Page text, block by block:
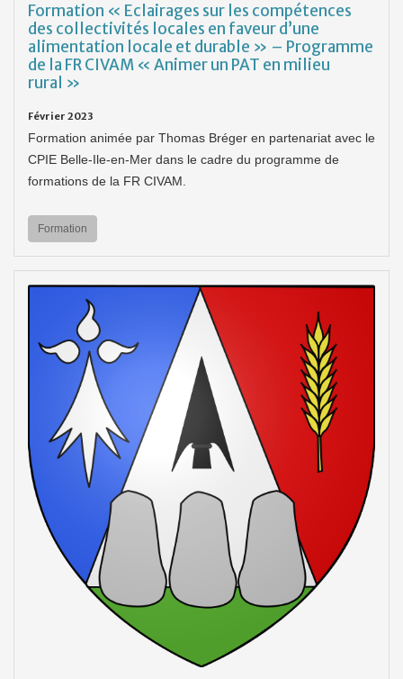
Formation « Eclairages sur les compétences
des collectivités locales en faveur d’une
alimentation locale et durable » – Programme
de la FR CIVAM « Animer un PAT en milieu
rural »
Février 2023
Formation animée par Thomas Bréger en partenariat avec le
CPIE Belle-Ile-en-Mer dans le cadre du programme de
formations de la FR CIVAM.
Formation